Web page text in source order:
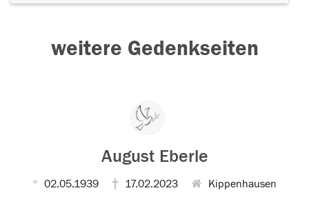
weitere Gedenkseiten
August Eberle
02.05.1939 17.02.2023 Kippenhausen